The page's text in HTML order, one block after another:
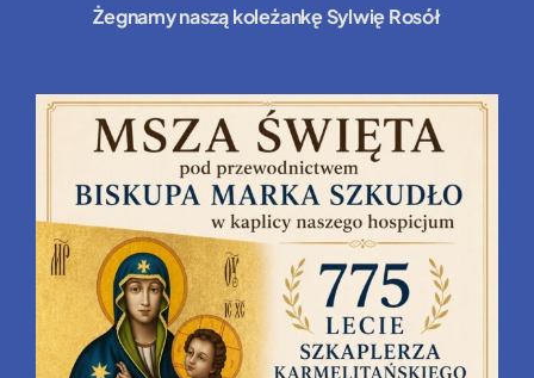
Żegnamy naszą koleżankę Sylwię Rosół